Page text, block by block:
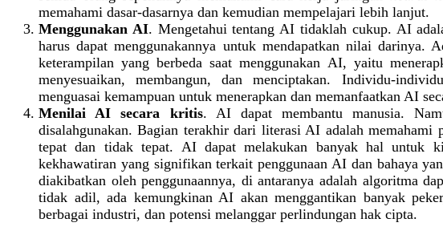
memahami dasar-dasarnya dan kemudian mempelajari lebih lanjut.
Menggunakan AI. Mengetahui tentang AI tidaklah cukup. AI
harus dapat menggunakannya untuk mendapatkan nilai darinya.
keterampilan yang berbeda saat menggunakan AI, yaitu
menyesuaikan, membangun, dan menciptakan. Individu-
menguasai kemampuan untuk menerapkan dan memanfaatkan AI
Menilai AI secara kritis. AI dapat membantu manusia.
disalahgunakan. Bagian terakhir dari literasi AI adalah memahami
tepat dan tidak tepat. AI dapat melakukan banyak hal untuk
kekhawatiran yang signifikan terkait penggunaan AI dan bahaya
diakibatkan oleh penggunaannya, di antaranya adalah algoritma
tidak adil, ada kemungkinan AI akan menggantikan banyak
berbagai industri, dan potensi melanggar perlindungan hak cipta.